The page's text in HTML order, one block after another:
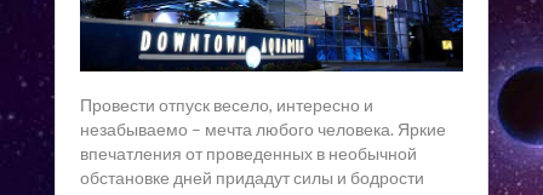
Провести отпуск весело, интересно и
незабываемо – мечта любого человека. Яркие
впечатления от проведенных в необычной
обстановке дней придадут силы и бодрости